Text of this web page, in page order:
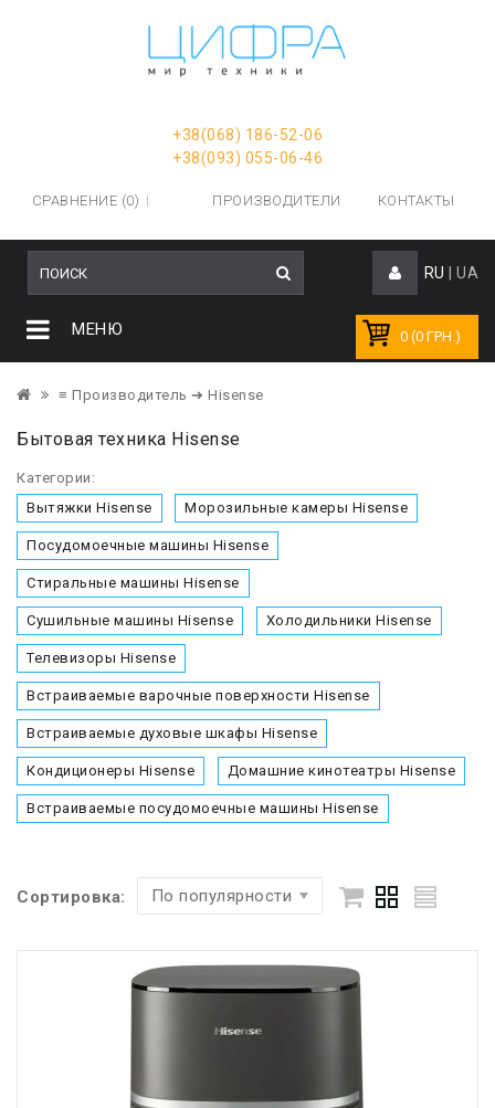
+38(068) 186-52-06
+38(093) 055-06-46
СРАВНЕНИЕ (0) ПРОИЗВОДИТЕЛИ КОНТАКТЫ
RU UA
0 (0 ГРН.)
МЕНЮ
≡ Производитель ➔ Hisense
Бытовая техника Hisense
Категории:
Вытяжки Hisense
Морозильные камеры Hisense
Посудомоечные машины Hisense
Стиральные машины Hisense
Сушильные машины Hisense Холодильники Hisense
Телевизоры Hisense
Встраиваемые варочные поверхности Hisense
Встраиваемые духовые шкафы Hisense
Кондиционеры Hisense Домашние кинотеатры Hisense
Встраиваемые посудомоечные машины Hisense
Сортировка: По популярности